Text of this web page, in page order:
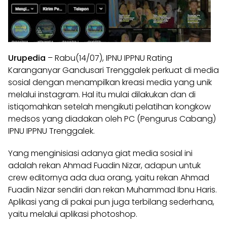
Urupedia – Rabu(14/07), IPNU IPPNU Rating
Karanganyar Gandusari Trenggalek perkuat di media
sosial dengan menampilkan kreasi media yang unik
melalui instagram. Hal itu mulai dilakukan dan di
istiqomahkan setelah mengikuti pelatihan kongkow
medsos yang diadakan oleh PC (Pengurus Cabang)
IPNU IPPNU Trenggalek.
Yang menginisiasi adanya giat media sosial ini
adalah rekan Ahmad Fuadin Nizar, adapun untuk
crew editornya ada dua orang, yaitu rekan Ahmad
Fuadin Nizar sendiri dan rekan Muhammad Ibnu Haris.
Aplikasi yang di pakai pun juga terbilang sederhana,
yaitu melalui aplikasi photoshop.